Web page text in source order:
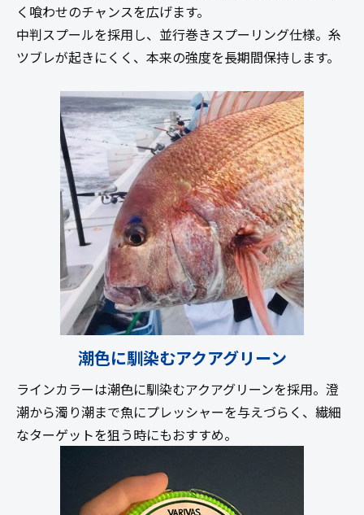
く喰わせのチャンスを広げます。
中判スプールを採用し、並行巻きスプーリング仕様。糸
ツブレが起きにくく、本来の強度を長期間保持します。
潮色に馴染むアクアグリーン
ラインカラーは潮色に馴染むアクアグリーンを採用。澄
潮から濁り潮まで魚にプレッシャーを与えづらく、繊細
なターゲットを狙う時にもおすすめ。